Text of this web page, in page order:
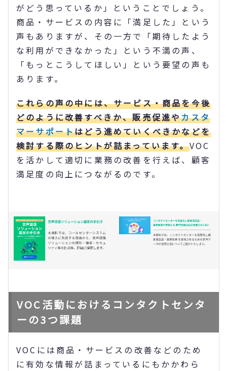
がどう思っているか」ということでしょう。
商品・サービスの内容に「満足した」という
声もありますが、その一方で「期待したよう
な利用ができなかった」という不満の声、
「もっとこうしてほしい」という要望の声も
あります。
これらの声の中には、サービス・商品を今後
どのように改善すべきか、販売促進やカスタ
マーサポートはどう進めていくべきかなどを
検討する際のヒントが詰まっています。VOC
を活かして適切に業務の改善を行えば、顧客
満足度の向上につながるのです。
VOC活動におけるコンタクトセンタ
ーの3つ課題
VOCには商品・サービスの改善などのため
に有効な情報が詰まっているにもかかわら